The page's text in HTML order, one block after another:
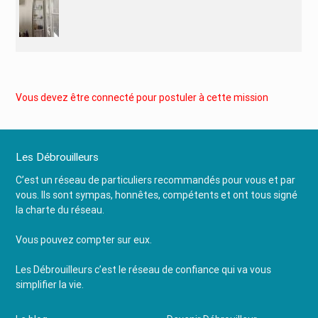
Vous devez être connecté pour postuler à cette mission
Les Débrouilleurs
C’est un réseau de particuliers recommandés pour vous et par
vous. Ils sont sympas, honnêtes, compétents et ont tous signé
la charte du réseau.
Vous pouvez compter sur eux.
Les Débrouilleurs c’est le réseau de confiance qui va vous
simplifier la vie.